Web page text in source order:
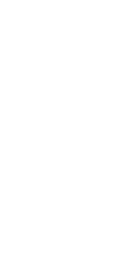
ráje v atolu South Ari
nebo rodiny s dětmi. U
uvedené vybavení)